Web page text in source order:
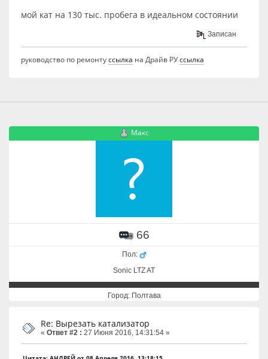
мой кат на 130 тыс. пробега в идеальном состоянии
Записан
руководство по ремонтуссылка на Драйв РУссылка
Макс
66
Пол:
Sonic LTZ AT
Город: Полтава
Re: Вырезать катализатор
« Ответ #2 : 27 Июня 2016, 14:31:54 »